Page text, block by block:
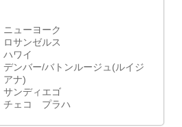
ニューヨーク
ロサンゼルス
ハワイ
デンバー/バトンルージュ(ルイジ
アナ)
サンディエゴ
チェコ プラハ